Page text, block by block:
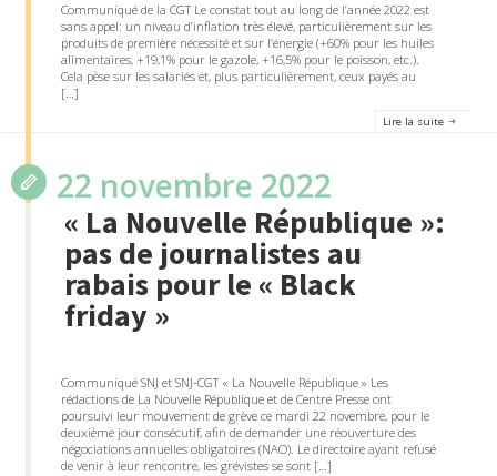
Communiqué de la CGT Le constat tout au long de l’année 2022 est
sans appel: un niveau d’inflation très élevé, particulièrement sur les
produits de première nécessité et sur l’énergie (+60% pour les huiles
alimentaires, +19,1% pour le gazole, +16,5% pour le poisson, etc.).
Cela pèse sur les salariés et, plus particulièrement, ceux payés au
[…]
Lire la suite
22 novembre 2022
« La Nouvelle République »:
pas de journalistes au
rabais pour le « Black
friday »
Communiqué SNJ et SNJ-CGT « La Nouvelle République » Les
rédactions de La Nouvelle République et de Centre Presse ont
poursuivi leur mouvement de grève ce mardi 22 novembre, pour le
deuxième jour consécutif, afin de demander une réouverture des
négociations annuelles obligatoires (NAO). Le directoire ayant refusé
de venir à leur rencontre, les grévistes se sont […]